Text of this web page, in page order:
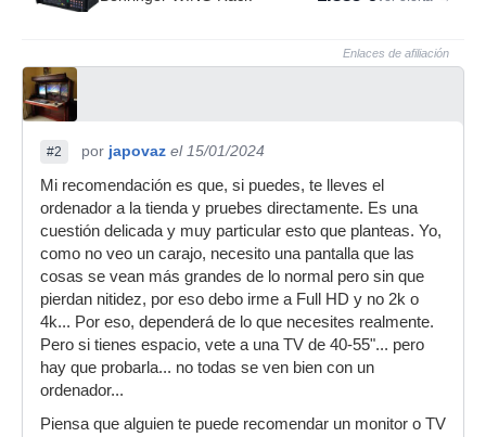
Enlaces de afiliación
#2 por japovaz el 15/01/2024
Mi recomendación es que, si puedes, te lleves el
ordenador a la tienda y pruebes directamente. Es una
cuestión delicada y muy particular esto que planteas. Yo,
como no veo un carajo, necesito una pantalla que las
cosas se vean más grandes de lo normal pero sin que
pierdan nitidez, por eso debo irme a Full HD y no 2k o
4k... Por eso, dependerá de lo que necesites realmente.
Pero si tienes espacio, vete a una TV de 40-55"... pero
hay que probarla... no todas se ven bien con un
ordenador...
Piensa que alguien te puede recomendar un monitor o TV